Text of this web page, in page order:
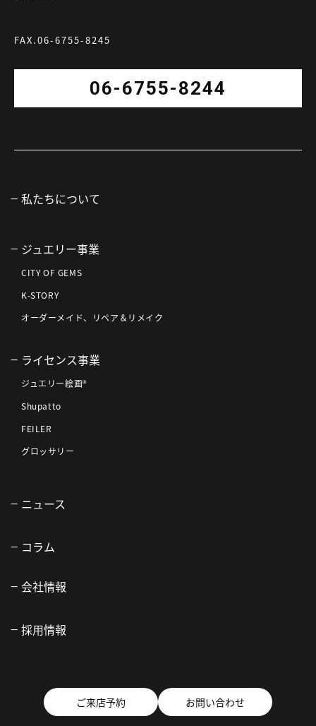
FAX.06-6755-8245
06-6755-8244
私たちについて
ジュエリー事業
CITY OF GEMS
K-STORY
オーダーメイド、リペア＆リメイク
ライセンス事業
ジュエリー絵画®
Shupatto
FEILER
グロッサリー
ニュース
コラム
会社情報
採用情報
ご来店予約 お問い合わせ